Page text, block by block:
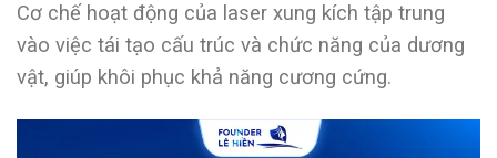
Cơ chế hoạt động của laser xung kích tập trung
vào việc tái tạo cấu trúc và chức năng của dương
vật, giúp khôi phục khả năng cương cứng.